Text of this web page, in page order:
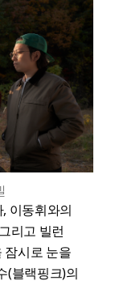
이동휘와의
리고 빌런
잠시로 눈을
(블랙핑크)의